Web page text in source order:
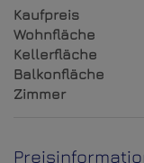
Kaufpreis
Wohnfläche
Kellerfläche
Balkonfläche
Zimmer